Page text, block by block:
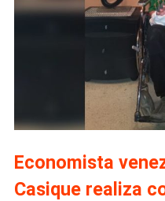
Economista
Casique realiza